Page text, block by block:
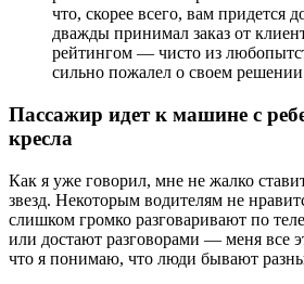
что, скорее всего, вам придется
дважды принимал заказ от
рейтингом — чисто из
сильно пожалел о своем
Пассажир идет к машине с
кресла
Как я уже говорил, мне не жалко
звезд. Некоторым водителям не
слишком громко разговаривают по
или достают разговорами — меня все
что я понимаю, что люди бывают